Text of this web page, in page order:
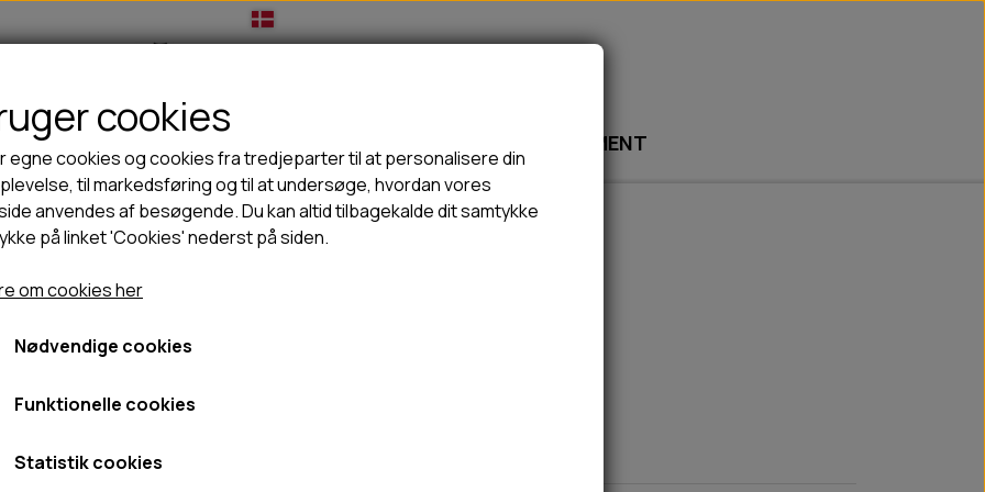
🦺 HALSBÅND, LINER & SELER
HALSBÅND
LYGTER
🦴 GODBIDDER & SNACKS
HUNDEEJER ABONNEMENT
snack Snack'it Griseører 5 stk
Snack'it Griseører 5 stk
69,95 kr.
Fragt omk. tillægges
cookies
egne cookies og cookies fra tredjeparter til at personalisere din
til markedsføring og til at undersøge, hvordan vores
anvendes af besøgende. Du kan altid tilbagekalde dit samtykke
på linket 'Cookies' nederst på siden.
om cookies her
Nødvendige cookies
Funktionelle cookies
Statistik cookies